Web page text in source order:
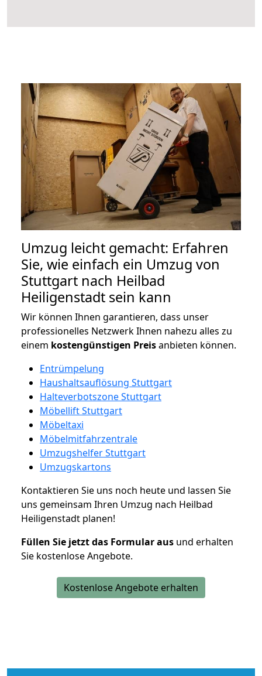
Umzug leicht gemacht: Erfahren
Sie, wie einfach ein Umzug von
Stuttgart nach Heilbad
Heiligenstadt sein kann
Wir können Ihnen garantieren, dass unser
professionelles Netzwerk Ihnen nahezu alles zu
einem kostengünstigen Preisanbieten können.
Entrümpelung
Haushaltsauflösung Stuttgart
Halteverbotszone Stuttgart
Möbellift Stuttgart
Möbeltaxi
Möbelmitfahrzentrale
Umzugshelfer Stuttgart
Umzugskartons
Kontaktieren Sie uns noch heute und lassen Sie
uns gemeinsam Ihren Umzug nach Heilbad
Heiligenstadt planen!
Füllen Sie jetzt das Formular aus und erhalten
Sie kostenlose Angebote.
Kostenlose Angebote erhalten